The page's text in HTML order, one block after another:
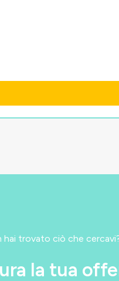
hai trovato ciò che
la tua